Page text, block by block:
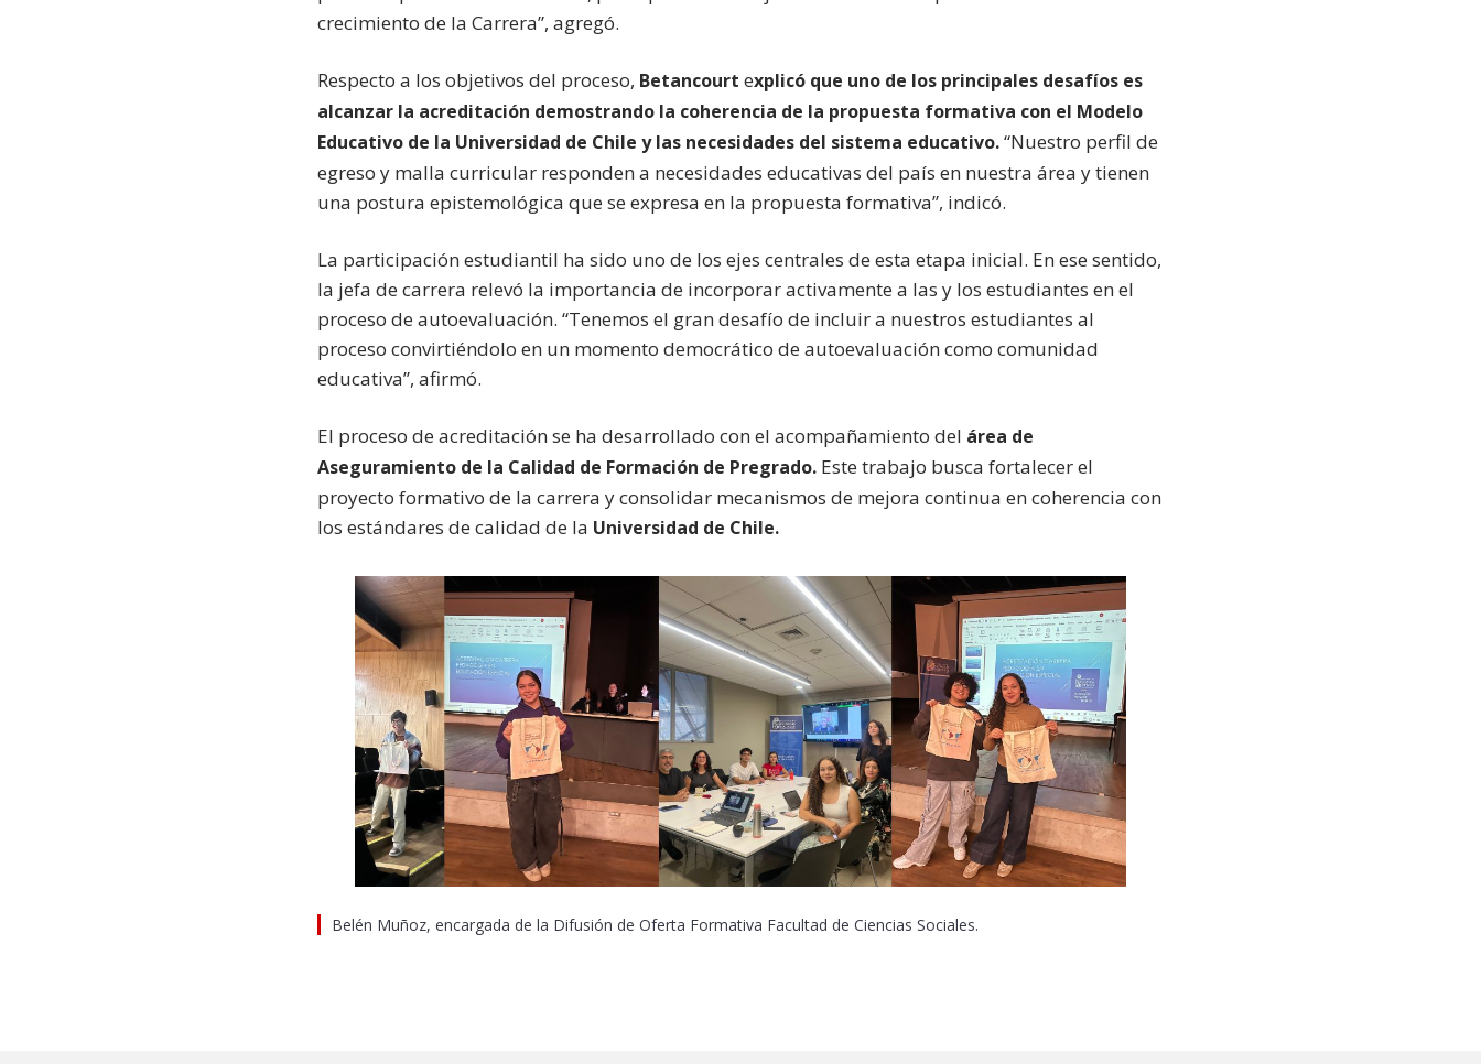
crecimiento de la Carrera”, agregó.
Respecto a los objetivos del proceso, Betancourt explicó que uno de los principales desafíos es
alcanzar la acreditación demostrando la coherencia de la propuesta formativa con el Modelo
Educativo de la Universidad de Chile y las necesidades del sistema educativo.“Nuestro perfil de
egreso y malla curricular responden a necesidades educativas del país en nuestra área y tienen
una postura epistemológica que se expresa en la propuesta formativa”, indicó.
La participación estudiantil ha sido uno de los ejes centrales de esta etapa inicial. En ese sentido,
la jefa de carrera relevó la importancia de incorporar activamente a las y los estudiantes en el
proceso de autoevaluación. “Tenemos el gran desafío de incluir a nuestros estudiantes al
proceso convirtiéndolo en un momento democrático de autoevaluación como comunidad
educativa”, afirmó.
El proceso de acreditación se ha desarrollado con el acompañamiento del área de
Aseguramiento de la Calidad de Formación de Pregrado. Este trabajo busca fortalecer el
proyecto formativo de la carrera y consolidar mecanismos de mejora continua en coherencia con
los estándares de calidad de la Universidad de Chile.
Belén Muñoz, encargada de la Difusión de Oferta Formativa Facultad de Ciencias Sociales.